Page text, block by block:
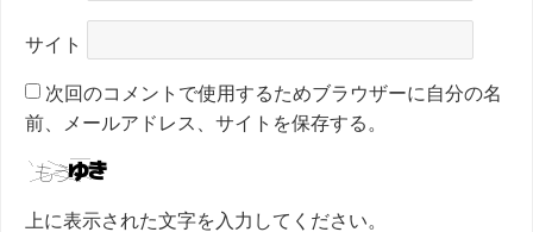
サイト
次回のコメントで使用するためブラウザーに自分の名
前、メールアドレス、サイトを保存する。
上に表示された文字を入力してください。